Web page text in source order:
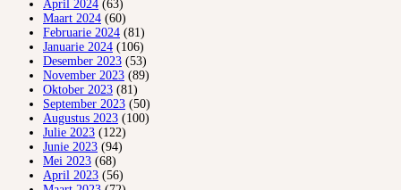
April 2024 (63)
Maart 2024 (60)
Februarie 2024 (81)
Januarie 2024 (106)
Desember 2023 (53)
November 2023 (89)
Oktober 2023 (81)
September 2023 (50)
Augustus 2023 (100)
Julie 2023 (122)
Junie 2023 (94)
Mei 2023 (68)
April 2023 (56)